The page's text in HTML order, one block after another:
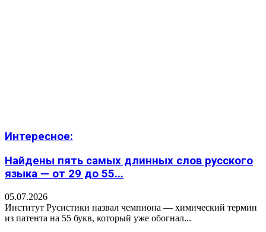
Интересное:
Найдены пять самых длинных слов русского
языка — от 29 до 55...
05.07.2026
Институт Русистики назвал чемпиона — химический термин
из патента на 55 букв, который уже обогнал...